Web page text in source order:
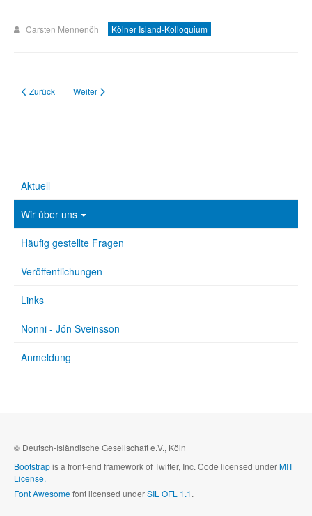
Carsten Mennenöh Kölner Island-Kolloquium
Vorheriger Beitrag: 49. Kölner Island-Kolloquium (2023)
Zurück Nächster Beitrag: 47. Kölner Island-Kolloquium (2021)
Weiter
Aktuell
Wir über uns
Häufig gestellte Fragen
Veröffentlichungen
Links
Nonni - Jón Sveinsson
Anmeldung
© Deutsch-Isländische Gesellschaft e.V., Köln
Bootstrapis a front-end framework of Twitter, Inc. Code licensed underMIT
License.
Font Awesomefont licensed underSIL OFL 1.1.